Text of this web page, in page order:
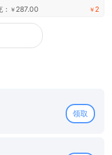
￥ 2
￥ 287.00
领取